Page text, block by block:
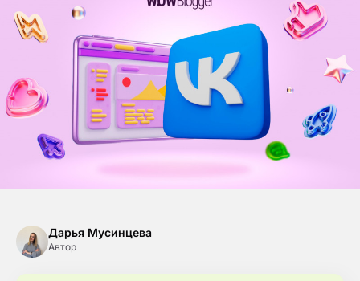
Дарья Мусинцева
Автор